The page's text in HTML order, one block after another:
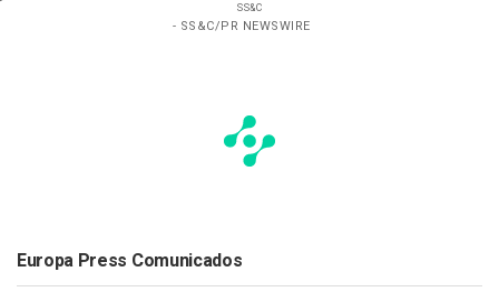
SS&C
- SS&C/PR NEWSWIRE
Europa Press Comunicados